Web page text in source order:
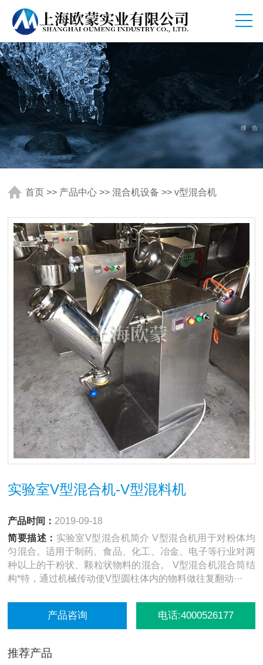
首页 >> 产品中心 >>混合机设备 >>v型混合机
实验室V型混合机-V型混料机
产品时间： 2019-09-18
简要描述： 实验室V型混合机简介 V型混合机用于对粉体均
匀混合。适用于制药、食品、化工、冶金、电子等行业对两
种以上的干粉状、颗粒状物料的混合。 V型混合机混合筒结
构*特，通过机械传动使V型圆柱体内的物料做往复翻动···
产品咨询 电话:4000526177
推荐产品